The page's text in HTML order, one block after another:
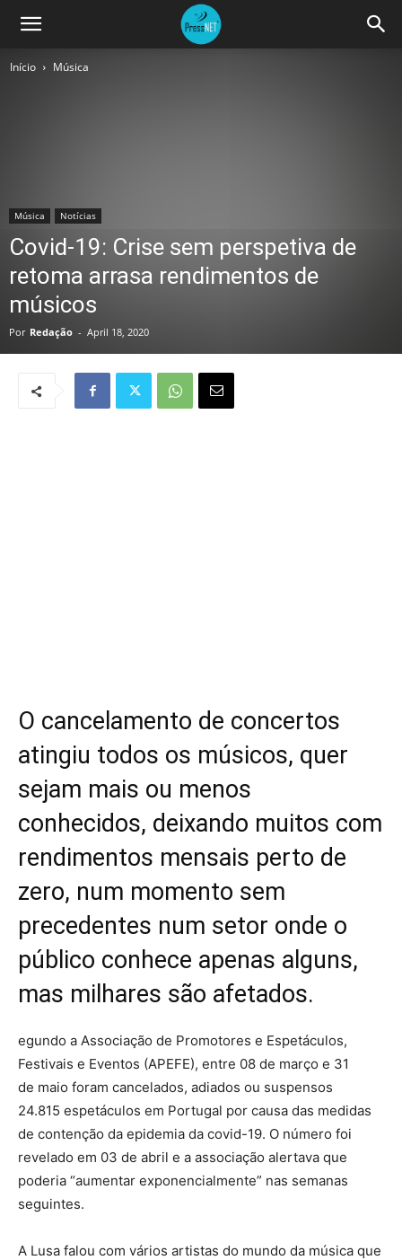
Início Música
Música Notícias
Covid-19: Crise sem perspetiva de
retoma arrasa rendimentos de
músicos
Por Redação - April 18, 2020
O cancelamento de concertos
atingiu todos os músicos, quer
sejam mais ou menos
conhecidos, deixando muitos com
rendimentos mensais perto de
zero, num momento sem
precedentes num setor onde o
público conhece apenas alguns,
mas milhares são afetados.
egundo a Associação de Promotores e Espetáculos,
Festivais e Eventos (APEFE), entre 08 de março e 31
de maio foram cancelados, adiados ou suspensos
24.815 espetáculos em Portugal por causa das medidas
de contenção da epidemia da covid-19. O número foi
revelado em 03 de abril e a associação alertava que
poderia “aumentar exponencialmente” nas semanas
seguintes.
A Lusa falou com vários artistas do mundo da música que